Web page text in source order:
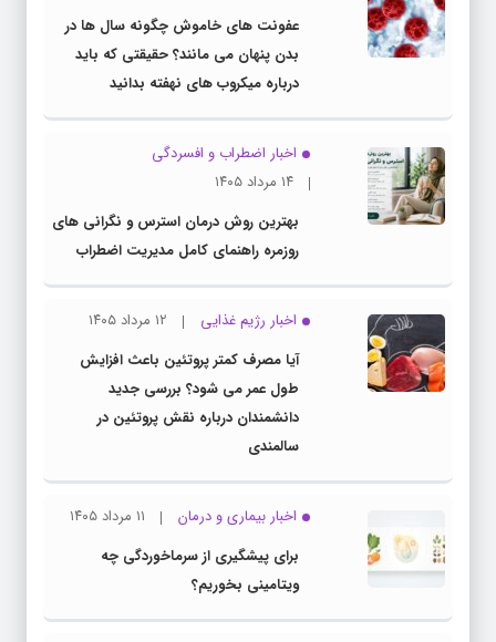
عفونت های خاموش چگونه سال ها در
بدن پنهان می مانند؟ حقیقتی که باید
درباره میکروب های نهفته بدانید
اخبار اضطراب و افسردگی
۱۴ مرداد ۱۴۰۵
بهترین روش درمان استرس و نگرانی های
روزمره راهنمای کامل مدیریت اضطراب
اخبار رژیم غذایی
۱۲ مرداد ۱۴۰۵
آیا مصرف کمتر پروتئین باعث افزایش
طول عمر می شود؟ بررسی جدید
دانشمندان درباره نقش پروتئین در
سالمندی
اخبار بیماری و درمان
۱۱ مرداد ۱۴۰۵
برای پیشگیری از سرماخوردگی چه
ویتامینی بخوریم؟